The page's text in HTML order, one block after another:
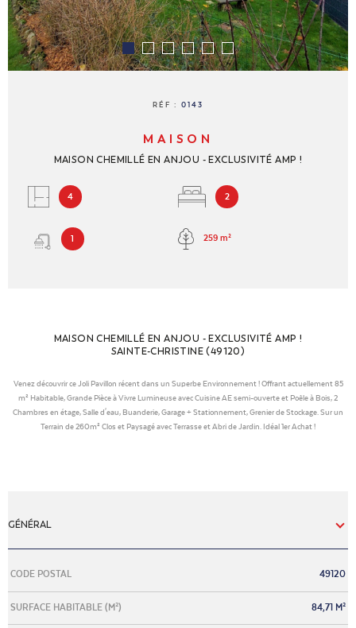
NOUS
CONTACT
RÉF : 0143
MAISON
MAISON CHEMILLÉ EN ANJOU - EXCLUSIVITÉ AMP !
4 2
1 259 m²
MAISON CHEMILLÉ EN ANJOU - EXCLUSIVITÉ AMP !
SAINTE-CHRISTINE (49120)
Venez découvrir ce Joli Pavillon récent dans un Superbe Environnement ! Offrant actuellement 85
m² Habitable, Grande Pièce à Vivre Lumineuse avec Cuisine AE semi-ouverte et Poêle à Bois, 2
Chambres en étage, Salle d'eau, Buanderie, Garage + Stationnement, Grenier de Stockage. Sur un
Terrain de 260m² Clos et Paysagé avec Terrasse et Abri de Jardin. Idéal 1er Achat !
GÉNÉRAL
Caractérisque Valeurs
CODE POSTAL 49120
SURFACE HABITABLE (M²) 84,71 M²